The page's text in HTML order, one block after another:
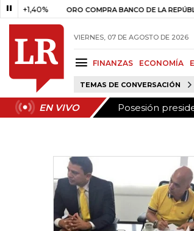
ORO COMPRA BANCO DE LA REPÚBLICA $
VIERNES, 07 DE AGOSTO DE 2026
FINANZAS ECONOMÍA
TEMAS DE CONVERSACIÓN
EN VIVO Posesión
EN VIVO Posesión